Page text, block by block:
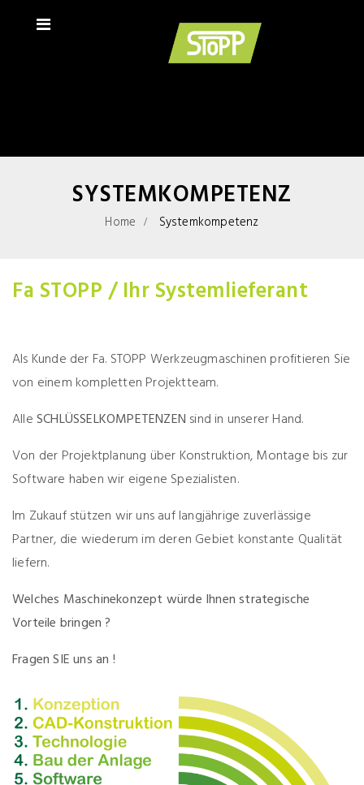
SYSTEMKOMPETENZ
Home Systemkompetenz
Fa STOPP / Ihr Systemlieferant
Als Kunde der Fa. STOPP Werkzeugmaschinen profitieren Sie
von einem kompletten Projektteam.
AlleSCHLÜSSELKOMPETENZEN sind in unserer Hand.
Von der Projektplanung über Konstruktion, Montage bis zur
Software haben wir eigene Spezialisten.
Im Zukauf stützen wir uns auf langjährige zuverlässige
Partner, die wiederum im deren Gebiet konstante Qualität
liefern.
Welches Maschinekonzept würde Ihnen strategische
Vorteile bringen ?
Fragen SIE uns an !